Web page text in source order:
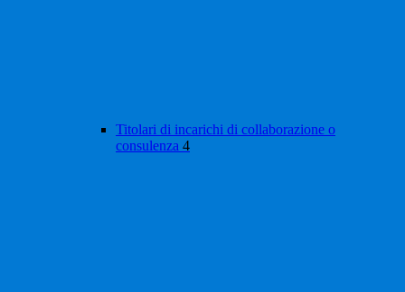
Titolari di incarichi di collaborazione o
consulenza 4